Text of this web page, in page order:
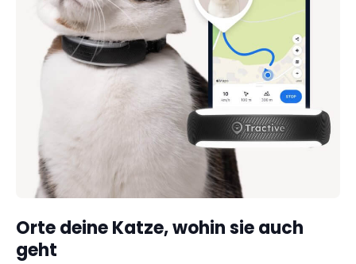
Orte deine Katze, wohin sie auch
geht